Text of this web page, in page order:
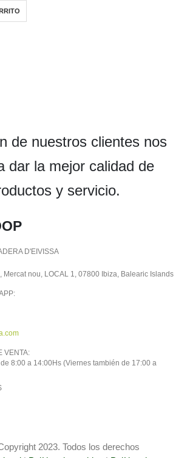
de nuestros clientes nos
dar la mejor calidad de
y servicio.
D'EIVISSA
Mercat nou, LOCAL 1, 07800 Ibiza, Balearic Islands
VENTA:
8:00 a 14:00Hs (Viernes también de 17:00 a
2023. Todos los derechos